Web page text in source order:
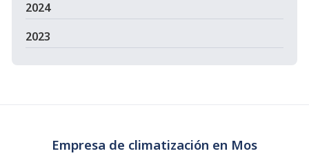
2024
2023
Empresa de climatización en Mos